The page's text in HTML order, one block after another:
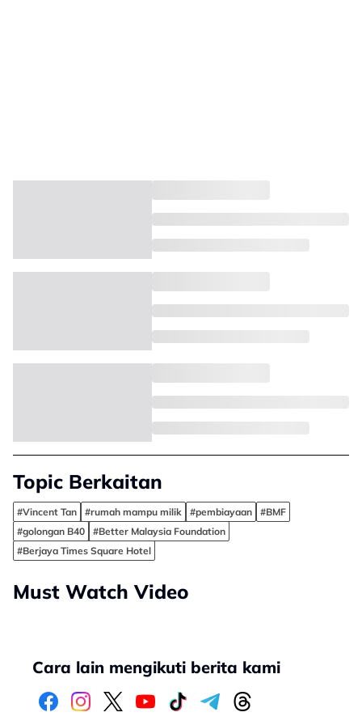
Topic Berkaitan
#Vincent Tan #rumah mampu milik #pembiayaan
#BMF
#golongan B40
#Better Malaysia Foundation
#Berjaya Times Square Hotel
Must Watch Video
Cara lain mengikuti berita kami